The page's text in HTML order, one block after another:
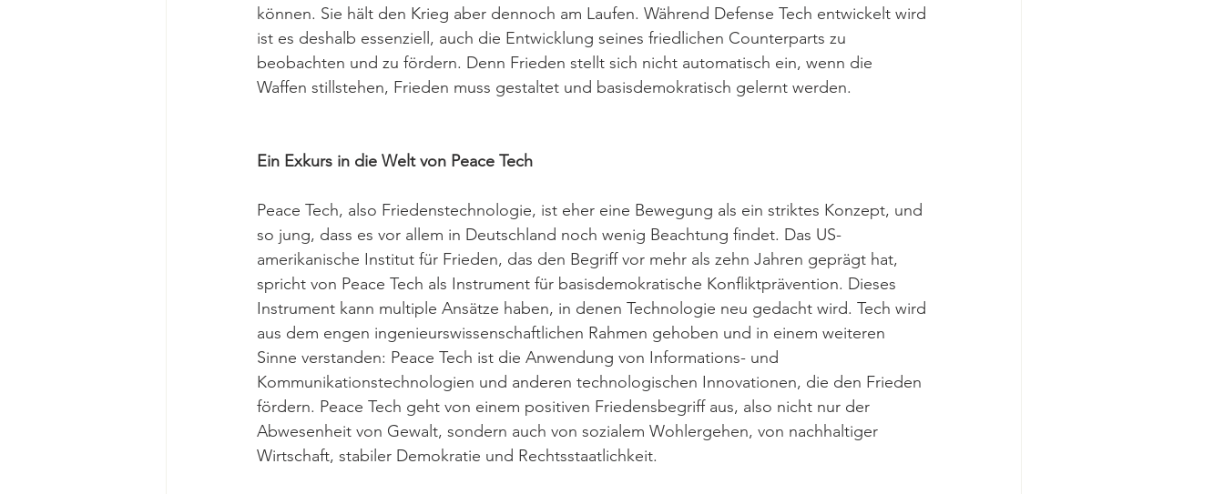
können. Sie hält den Krieg aber dennoch am Laufen. Während Defense Tech entwickelt wird
ist es deshalb essenziell, auch die Entwicklung seines friedlichen Counterparts zu
beobachten und zu fördern. Denn Frieden stellt sich nicht automatisch ein, wenn die
Waffen stillstehen, Frieden muss gestaltet und basisdemokratisch gelernt werden.
Ein Exkurs in die Welt von Peace Tech
Peace Tech, also Friedenstechnologie, ist eher eine Bewegung als ein striktes Konzept, und
so jung, dass es vor allem in Deutschland noch wenig Beachtung findet. Das US-
amerikanische Institut für Frieden, das den Begriff vor mehr als zehn Jahren geprägt hat,
spricht von Peace Tech als Instrument für basisdemokratische Konfliktprävention. Dieses
Instrument kann multiple Ansätze haben, in denen Technologie neu gedacht wird. Tech wird
aus dem engen ingenieurswissenschaftlichen Rahmen gehoben und in einem weiteren
Sinne verstanden: Peace Tech ist die Anwendung von Informations- und
Kommunikationstechnologien und anderen technologischen Innovationen, die den Frieden
fördern. Peace Tech geht von einem positiven Friedensbegriff aus, also nicht nur der
Abwesenheit von Gewalt, sondern auch von sozialem Wohlergehen, von nachhaltiger
Wirtschaft, stabiler Demokratie und Rechtsstaatlichkeit.